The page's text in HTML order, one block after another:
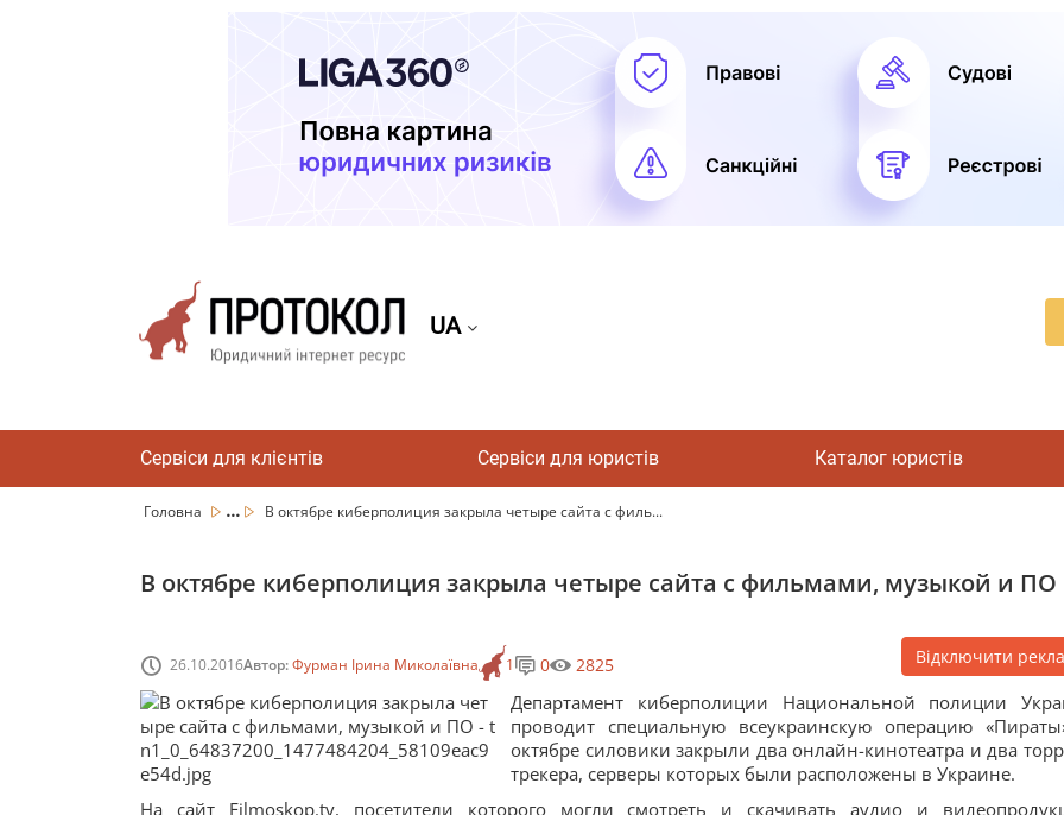
UA
Сервіси для клієнтів Сервіси для юристів Каталог юристів
Головна ... В октябре киберполиция закрыла четыре сайта с филь...
В октябре киберполиция закрыла четыре сайта с фильмами, музыкой и ПО
26.10.2016Автор:Фурман Ірина Миколаївна 1 0 2825 Відключити
Департамент киберполиции Национальной полиции
проводит специальную всеукраинскую операцию
октябре силовики закрыли два онлайн-кинотеатра и два
трекера, серверы которых были расположены в Украине.
На сайт Filmoskop.tv, посетители которого могли смотреть и скачивать аудио и